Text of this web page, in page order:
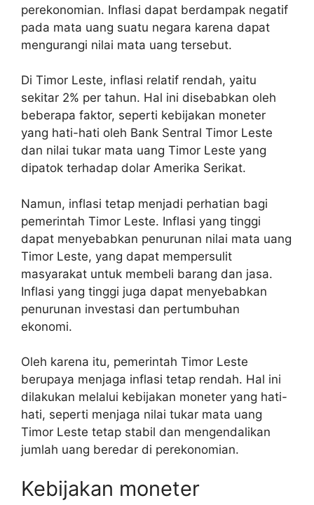
perekonomian. Inflasi dapat berdampak negatif
pada mata uang suatu negara karena dapat
mengurangi nilai mata uang tersebut.
Di Timor Leste, inflasi relatif rendah, yaitu
sekitar 2% per tahun. Hal ini disebabkan oleh
beberapa faktor, seperti kebijakan moneter
yang hati-hati oleh Bank Sentral Timor Leste
dan nilai tukar mata uang Timor Leste yang
dipatok terhadap dolar Amerika Serikat.
Namun, inflasi tetap menjadi perhatian bagi
pemerintah Timor Leste. Inflasi yang tinggi
dapat menyebabkan penurunan nilai mata uang
Timor Leste, yang dapat mempersulit
masyarakat untuk membeli barang dan jasa.
Inflasi yang tinggi juga dapat menyebabkan
penurunan investasi dan pertumbuhan
ekonomi.
Oleh karena itu, pemerintah Timor Leste
berupaya menjaga inflasi tetap rendah. Hal ini
dilakukan melalui kebijakan moneter yang hati-
hati, seperti menjaga nilai tukar mata uang
Timor Leste tetap stabil dan mengendalikan
jumlah uang beredar di perekonomian.
Kebijakan moneter